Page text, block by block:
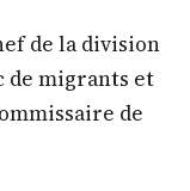
de la division
migrants et
de